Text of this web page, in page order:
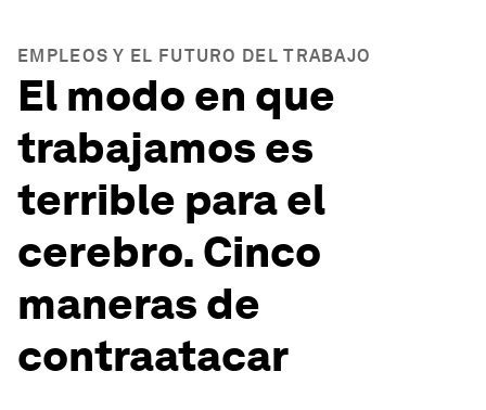
EMPLEOS Y EL FUTURO DEL TRABAJO
El modo en que
trabajamos es
terrible para el
cerebro. Cinco
maneras de
contraatacar